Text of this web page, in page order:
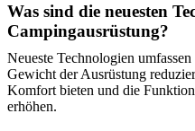
Was sind die neuesten
Campingausrüstung?
Neueste Technologien
Gewicht der Ausrüstung
Komfort bieten und die
erhöhen.